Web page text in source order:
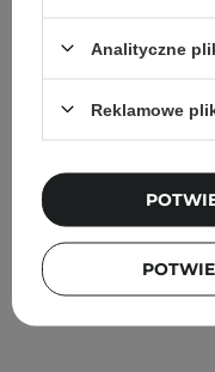
Numbuzin - No.9
Analityczne
Reklamowe